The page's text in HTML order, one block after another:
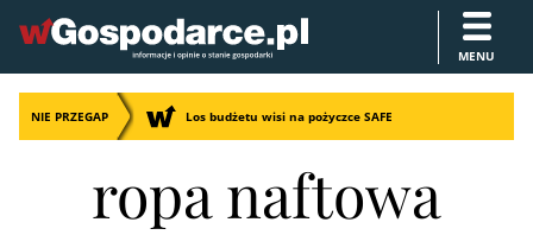
MENU
NIE PRZEGAP Los budżetu wisi na pożyczce SAFE
ropa naftowa